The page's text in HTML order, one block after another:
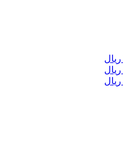
ریال
ریال
ریال